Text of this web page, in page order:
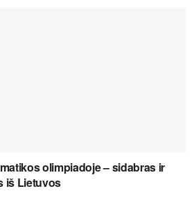
olimpiadoje – sidabras ir
iš Lietuvos